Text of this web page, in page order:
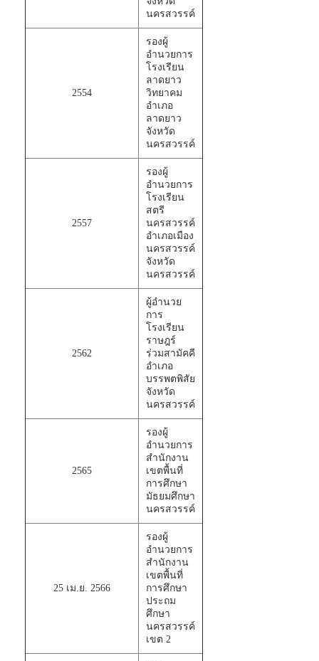
นครสวรรค์
2554
รองผู้
อำนวยการ
โรงเรียน
ลาดยาว
วิทยาคม
อำเภอ
ลาดยาว
จังหวัด
นครสวรรค์
2557
รองผู้
อำนวยการ
โรงเรียน
สตรี
นครสวรรค์
อำเภอเมือง
นครสวรรค์
จังหวัด
นครสวรรค์
2562
ผู้อำนวย
การ
โรงเรียน
ราษฎร์
ร่วมสามัคคี
อำเภอ
บรรพตพิสัย
จังหวัด
นครสวรรค์
2565
รองผู้
อำนวยการ
สำนักงาน
เขตพื้นที่
การศึกษา
มัธยมศึกษา
นครสวรรค์
25 เม.ย. 2566
รองผู้
อำนวยการ
สำนักงาน
เขตพื้นที่
การศึกษา
ประถม
ศึกษา
นครสวรรค์
เขต 2